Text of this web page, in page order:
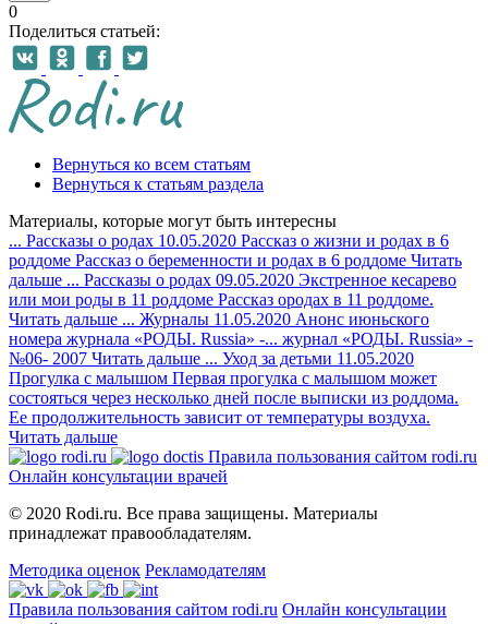
0
Поделиться статьей:
Вернуться ко всем статьям
Вернуться к статьям раздела
Материалы, которые могут быть интересны
... Рассказы о родах 10.05.2020 Рассказ о жизни и родах в 6
роддоме Рассказ о беременности и родах в 6 роддоме Читать
дальше ... Рассказы о родах 09.05.2020 Экстренное кесарево
или мои роды в 11 роддоме Рассказ ородах в 11 роддоме.
Читать дальше ... Журналы 11.05.2020 Анонс июньского
номера журнала «РОДЫ. Russia» -... журнал «РОДЫ. Russia» -
№06- 2007 Читать дальше ... Уход за детьми 11.05.2020
Прогулка с малышом Первая прогулка с малышом может
состояться через несколько дней после выписки из роддома.
Ее продолжительность зависит от температуры воздуха.
Читать дальше
Правила пользования сайтом rodi.ru
Онлайн консультации врачей
© 2020 Rodi.ru. Все права защищены. Материалы
принадлежат правообладателям.
Методика оценок Рекламодателям
Правила пользования сайтом rodi.ru Онлайн консультации